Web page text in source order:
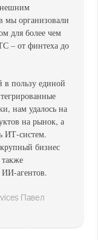
мы организовали
для более чем
– от финтеха до
в пользу единой
нам удалось на
на рынок, а
ИТ-систем.
бизнес
ИИ-агентов.
Павел